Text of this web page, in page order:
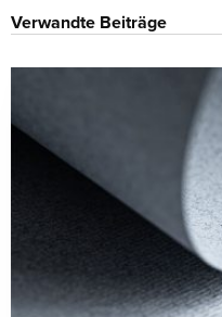
Verwandte Beiträge